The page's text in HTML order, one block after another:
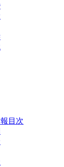
目次